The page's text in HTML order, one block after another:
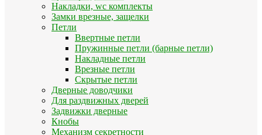
Накладки, wc комплекты
Замки врезные, защелки
Петли
Ввертные петли
Пружинные петли (барные петли)
Накладные петли
Врезные петли
Скрытые петли
Дверные доводчики
Для раздвижных дверей
Задвижки дверные
Кнобы
Механизм секретности